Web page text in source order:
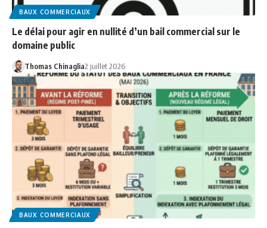
BAUX COMMERCIAUX
Le délai pour agir en nullité d’un bail commercial sur le
domaine public
Thomas Chinaglia2 juillet 2026
BAUX COMMERCIAUX